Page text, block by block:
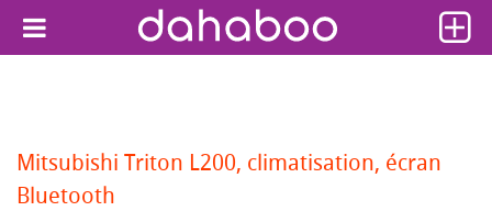
Mitsubishi Triton L200, climatisation, écran
Bluetooth